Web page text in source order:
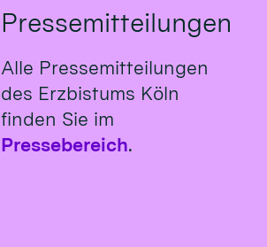
Pressemitteilungen
Alle Pressemitteilungen
des Erzbistums Köln
finden Sie im
Pressebereich.